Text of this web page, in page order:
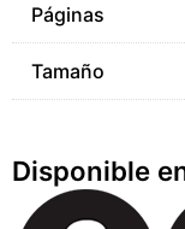
Páginas
Tamaño
Disponible